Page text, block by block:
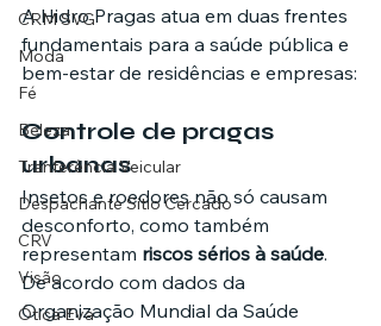
CRM SVG
Moda
Fé
Beleza
Tranferência Veicular
Despachante Sítio Cercado
CRV
Visão
Ótica Eva
A Hidro Pragas atua em duas frentes
fundamentais para a saúde pública e
bem-estar de residências e empresas:
Controle de pragas
urbanas
Insetos e roedores não só causam
desconforto, como também
representam riscos sérios à saúde.
De acordo com dados da
Organização Mundial da Saúde